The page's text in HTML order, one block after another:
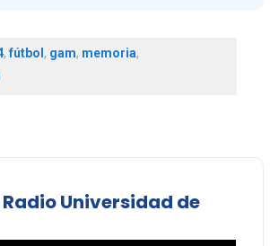
,fútbol , gam, memoria,
Radio Universidad de